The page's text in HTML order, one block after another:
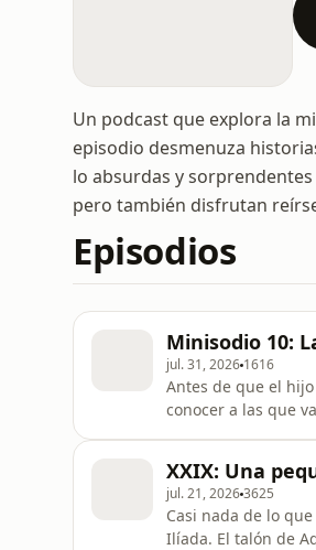
Un podcast que explora la
episodio desmenuza
lo absurdas y
pero también disfrutan
Episodios
Minisodio 10:
jul. 31, 2026 1616
Antes de que el
conocer a las que van a cobrar la
exactamente lo que
XXIX: Una
jul. 21, 20263625
Casi nada de lo
Ilíada. El talón de Aquiles,